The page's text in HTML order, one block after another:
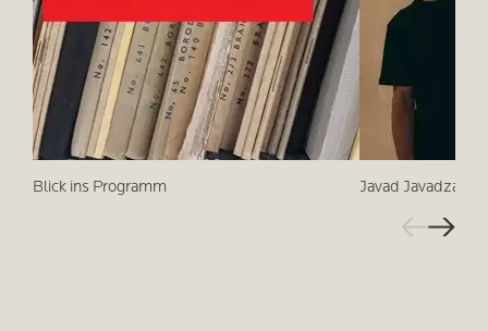
Blick ins Programm Javad Javadzade